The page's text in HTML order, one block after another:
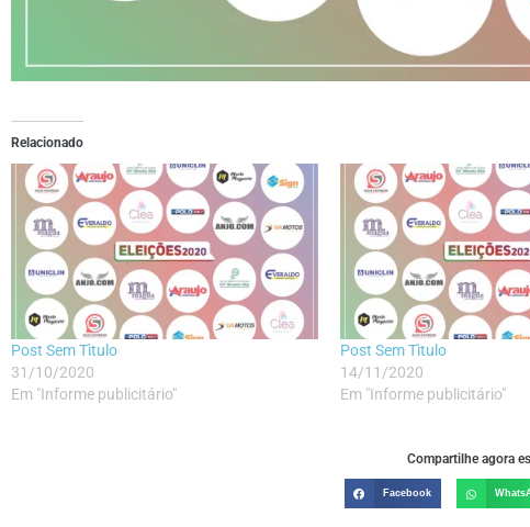
Relacionado
Post Sem Tìtulo
31/10/2020
Em "Informe publicitário"
Post Sem Tìtulo
14/11/2020
Em "Informe publicitário"
Compartilhe agora
Facebook